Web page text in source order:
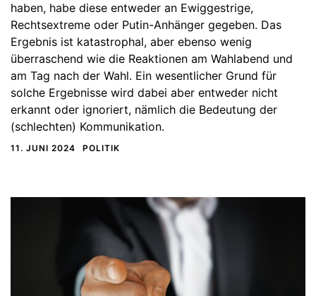
haben, habe diese entweder an Ewiggestrige,
Rechtsextreme oder Putin-Anhänger gegeben. Das
Ergebnis ist katastrophal, aber ebenso wenig
überraschend wie die Reaktionen am Wahlabend und
am Tag nach der Wahl. Ein wesentlicher Grund für
solche Ergebnisse wird dabei aber entweder nicht
erkannt oder ignoriert, nämlich die Bedeutung der
(schlechten) Kommunikation.
11. JUNI 2024 POLITIK